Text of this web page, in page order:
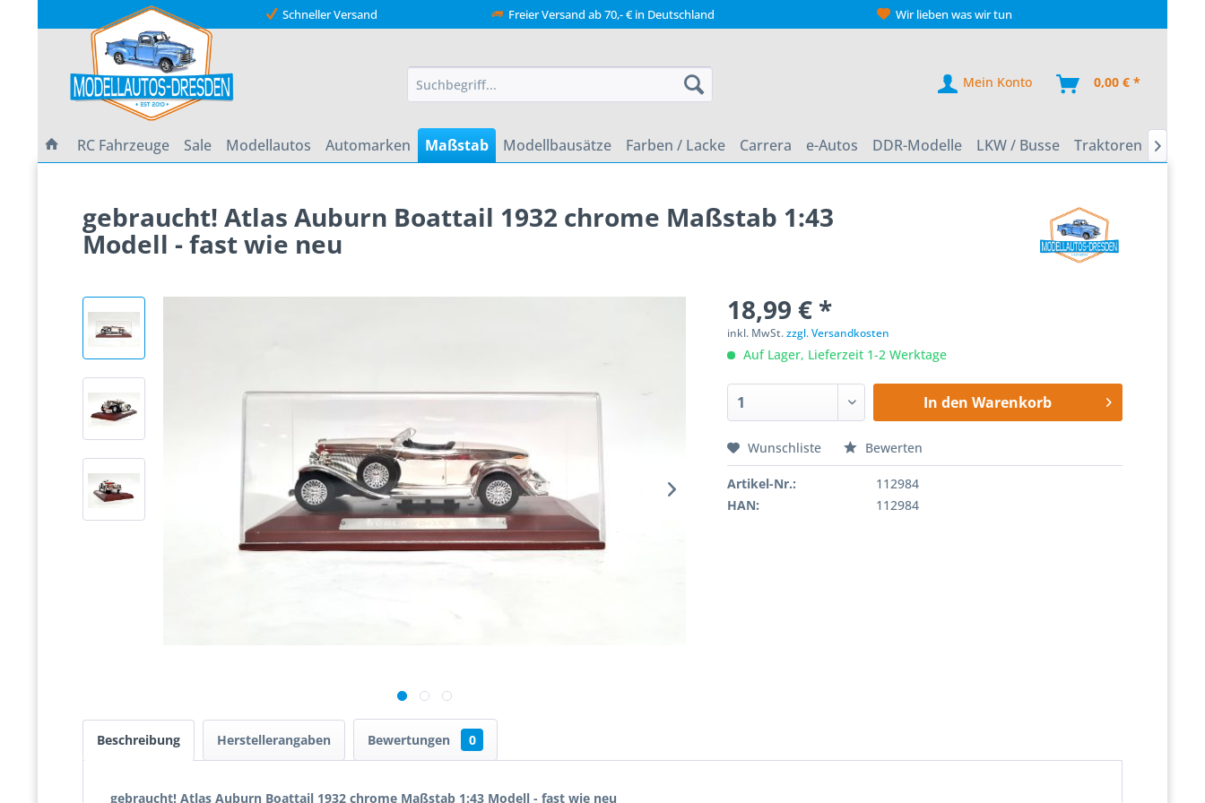
Schneller Versand Freier Versand ab 70,- € in Deutschland Wir lieben was wir tun
Mein Konto 0,00 € *
RC Fahrzeuge Sale Modellautos Automarken Maßstab Modellbausätze Farben / Lacke Carrera e-Autos DDR-Modelle LKW / Busse Traktoren 
gebraucht! Atlas Auburn Boattail 1932 chrome Maßstab 1:43
Modell - fast wie neu
18,99 € *
inkl. MwSt.zzgl. Versandkosten
Auf Lager, Lieferzeit 1-2 Werktage
In den Warenkorb
Wunschliste Bewerten
Artikel-Nr.:
112984
HAN:
112984
Beschreibung Herstellerangaben Bewertungen 0
gebraucht! Atlas Auburn Boattail 1932 chrome Maßstab 1:43 Modell - fast wie neu